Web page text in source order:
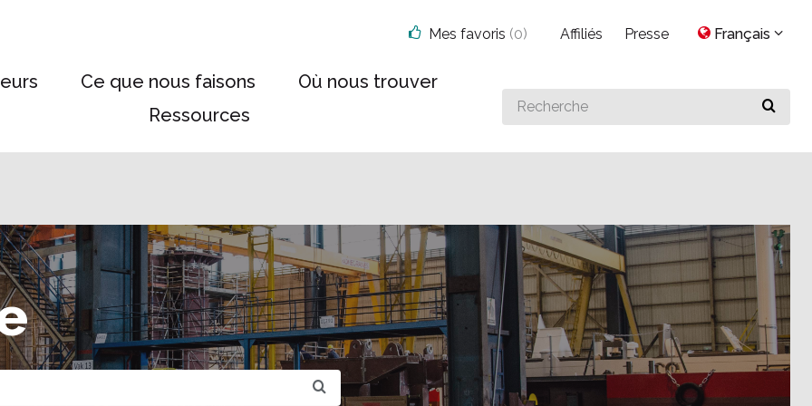
Ce que nous faisons
Où nous trouver
Ressources
Search
for
Mes favoris (0) Affiliés Presse Français